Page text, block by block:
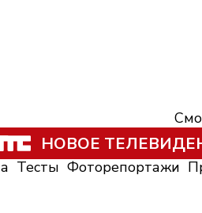
НОВОЕ
Тесты Фоторепортажи